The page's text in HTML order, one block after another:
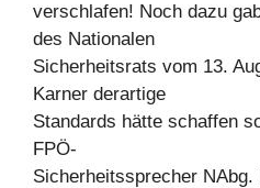
verschlafen! Noch dazu
des Nationalen
Sicherheitsrats vom 13.
Karner derartige
Standards hätte schaffen
FPÖ-
Sicherheitssprecher